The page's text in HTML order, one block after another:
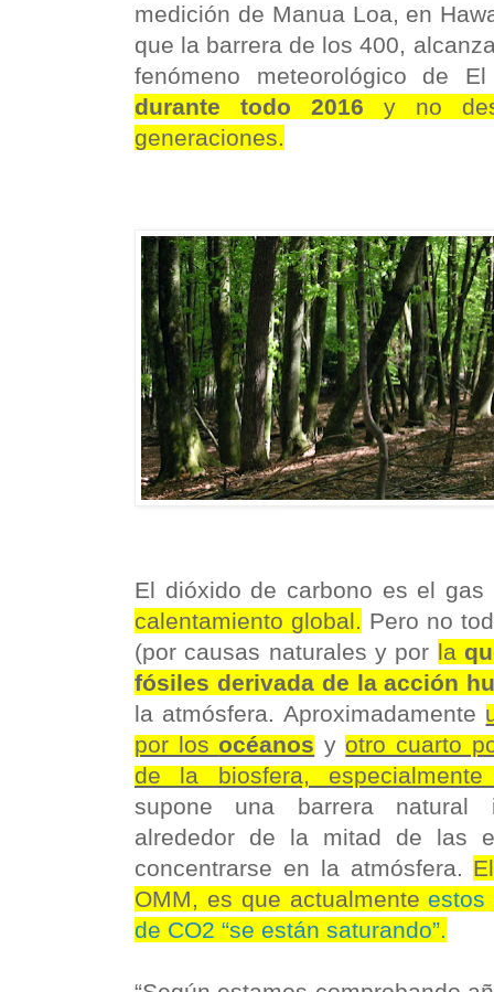
medición de Manua Loa, en
que la barrera de los 400,
fenómeno meteorológico de
durante todo 2016 y no
generaciones.
El dióxido de carbono es el
calentamiento global. Pero no
(por causas naturales y por la
fósiles derivada de la acción
la atmósfera. Aproximadamente
por losocéanos y otro cuarto
de la biosfera,
supone una barrera natural
alrededor de la mitad de las
concentrarse en la atmósfera.
OMM, es que actualmente estos
de CO2 “se están saturando”.